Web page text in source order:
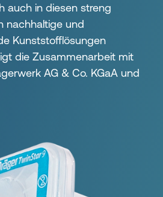
auch in diesen streng
nachhaltige und
Kunststofflösungen
die Zusammenarbeit mit
AG & Co. KGaA und